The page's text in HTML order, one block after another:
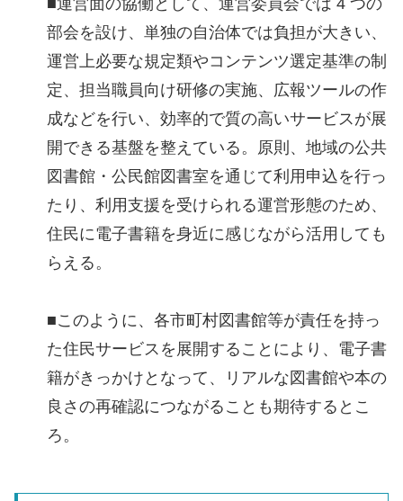
部会を設け、単独の自治体では負担が大きい、
運営上必要な規定類やコンテンツ選定基準の制
定、担当職員向け研修の実施、広報ツールの作
成などを行い、効率的で質の高いサービスが展
開できる基盤を整えている。原則、地域の公共
図書館・公民館図書室を通じて利用申込を行っ
たり、利用支援を受けられる運営形態のため、
住民に電子書籍を身近に感じながら活用しても
らえる。
■このように、各市町村図書館等が責任を持っ
た住民サービスを展開することにより、電子書
籍がきっかけとなって、リアルな図書館や本の
良さの再確認につながることも期待するとこ
ろ。